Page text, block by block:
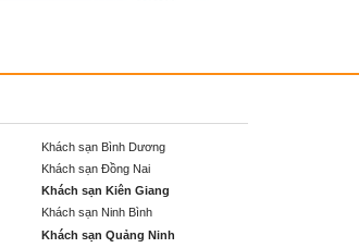
Khách sạn Bình Dương
Khách sạn Đồng Nai
Khách sạn Kiên Giang
Khách sạn Ninh Bình
Khách sạn Quảng Ninh